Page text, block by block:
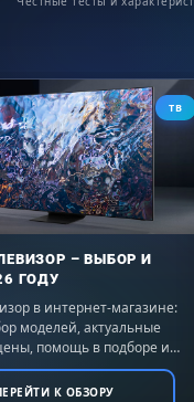
ТВ
– ВЫБОР И
ГОДУ
в интернет-магазине:
моделей, актуальные
помощь в подборе и
покупки с доставкой по
К ОБЗОРУ